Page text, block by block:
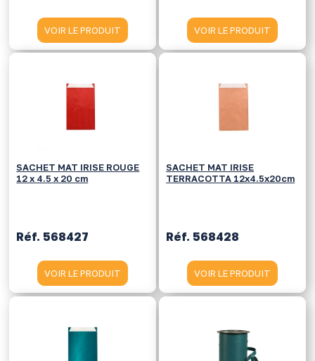
VOIR LE PRODUIT VOIR LE PRODUIT
SACHET MAT IRISE ROUGE
12 x 4.5 x 20 cm
Réf. 568427
VOIR LE PRODUIT
SACHET MAT IRISE
TERRACOTTA 12x4.5x20cm
Réf. 568428
VOIR LE PRODUIT